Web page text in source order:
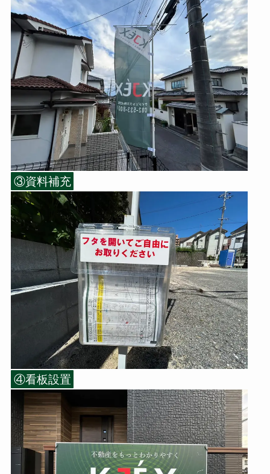
③資料補充
④看板設置